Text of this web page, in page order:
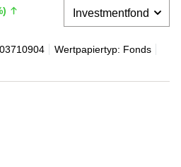
Wertpapiertyp: Fonds